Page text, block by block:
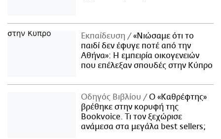
Εκπαίδευση
«Νιώσαμε ότι το
παιδί δεν έφυγε ποτέ από την
Αθήνα»: Η εμπειρία οικογενειών
που επέλεξαν σπουδές στην Κύπρο
Οδηγός Βιβλίου
Ο «Καθρέφτης»
βρέθηκε στην κορυφή της
Bookvoice. Τι τον ξεχώρισε
ανάμεσα στα μεγάλα best sellers;